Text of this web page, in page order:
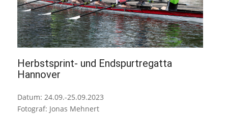
Herbstsprint- und Endspurtregatta
Hannover
Datum: 24.09.-25.09.2023
Fotograf: Jonas Mehnert